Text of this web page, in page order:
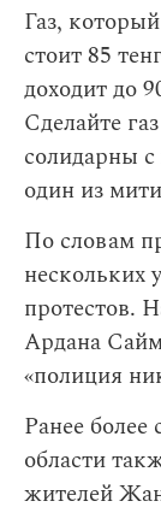
Газ,
стоит 85
доходит до
Сделайте
солидарны
один из
По словам
нескольких
протестов.
Ардана
«полиция
Ранее
области
жителей